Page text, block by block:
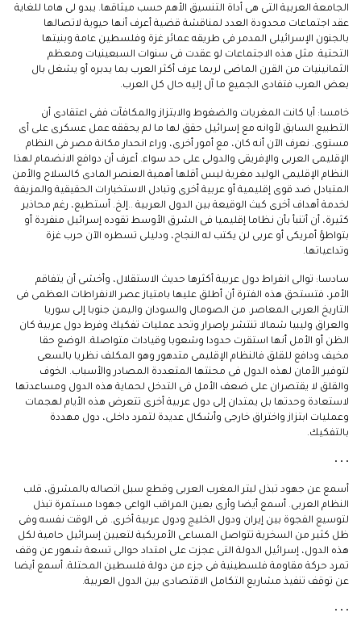
الجامعة العربية التى هى أداة التنسيق الأهم حسب ميثاقها. يبدو لى هاما للغاية
عقد اجتماعات محدودة العدد لمناقشة قضية أعرف أنها حيوية لاتصالها
بالجنون الإسرائيلى المدمر فى طريقه عمائر غزة وفلسطين عامة وبنيتها
التحتية. مثل هذه الاجتماعات لو عقدت فى سنوات السبعينيات ومعظم
الثمانينيات من القرن الماضى لربما عرف أكثر العرب بما يدبره أو يشغل بال
بعض العرب فتفادى الجميع ما آل إليه حال كل العرب.
خامسا: أيا كانت المغريات والضغوط والابتزاز والمكافآت ففى اعتقادى أن
التطبيع السابق لأوانه مع إسرائيل حقق لها ما لم يحققه عمل عسكرى على أى
مستوى. نعرف الآن أنه كان، مع أمور أخرى، وراء انحدار مكانة مصر فى النظام
الإقليمى العربى والإفريقى والدولى على حد سواء. أعرف أن دوافع الانضمام لهذا
النظام الإقليمى الوليد مغرية ليس أقلها أهمية العنصر المادى كالسلاح والأمن
المتبادل ضد قوى إقليمية أو عربية أخرى وتبادل الاستخبارات الحقيقية والمزيفة
لخدمة أهداف أخرى كبث الوقيعة بين الدول العربية ..إلخ. أستطيع، رغم محاذير
كثيرة، أن أتنبأ بأن نظاما إقليميا فى الشرق الأوسط تقوده إسرائيل منفردة أو
بتواطؤ أمريكى أو عربى لن يكتب له النجاح، ودليلى تسطره الآن حرب غزة
وتداعياتها.
سادسا: توالى انفراط دول عربية أكثرها حديث الاستقلال، وأخشى أن يتفاقم
الأمر، فتستحق هذه الفترة أن أطلق عليها بامتياز عصر الانفراطات العظمى فى
التاريخ العربى المعاصر. من الصومال والسودان واليمن جنوبا إلى سوريا
والعراق وليبيا شمالا تنتشر بإصرار وتحد عمليات تفكيك وفرط دول عربية كان
الظن أو الأمل أنها استقرت حدودا وشعوبا وقيادات متواصلة. الوضع حقا
مخيف ودافع للقلق فالنظام الإقليمى متدهور وهو المكلف نظريا بالسعى
لتوفير الأمان لهذه الدول فى محنتها المتعددة المصادر والأسباب. الخوف
والقلق لا يقتصران على ضعف الأمل فى التدخل لحماية هذه الدول ومساعدتها
لاستعادة وحدتها بل يمتدان إلى دول عربية أخرى تتعرض هذه الأيام لهجمات
وعمليات ابتزاز واختراق خارجى وأشكال عديدة لتمرد داخلى، دول مهددة
بالتفكيك.
• • •
أسمع عن جهود تبذل لبتر المغرب العربى وقطع سبل اتصاله بالمشرق، قلب
النظام العربى. أسمع أيضا وأرى بعين المراقب الواعى جهودا مستمرة تبذل
لتوسيع الفجوة بين إيران ودول الخليج ودول عربية أخرى. فى الوقت نفسه وفى
ظل كثير من السخرية تتواصل المساعى الأمريكية لتعيين إسرائيل حامية لكل
هذه الدول، إسرائيل الدولة التى عجزت على امتداد حوالى تسعة شهور عن وقف
تمرد حركة مقاومة فلسطينية فى جزء من دولة فلسطين المحتلة. أسمع أيضا
عن توقف تنفيذ مشاريع التكامل الاقتصادى بين الدول العربية.
• • •